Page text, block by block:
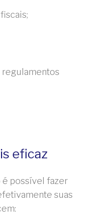
regulamentos
eficaz
é possível fazer
suas